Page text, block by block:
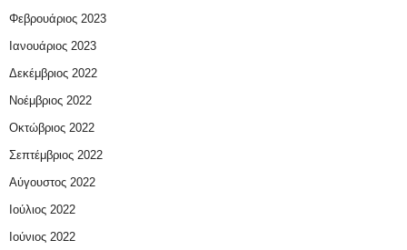
Φεβρουάριος 2023
Ιανουάριος 2023
Δεκέμβριος 2022
Νοέμβριος 2022
Οκτώβριος 2022
Σεπτέμβριος 2022
Αύγουστος 2022
Ιούλιος 2022
Ιούνιος 2022